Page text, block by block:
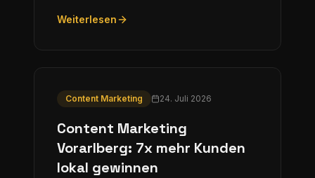
Weiterlesen
Content Marketing 24. Juli 2026
Content Marketing
Vorarlberg: 7x mehr Kunden
lokal gewinnen